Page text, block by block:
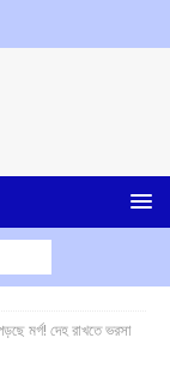
মর্গ! দেহ রাখতে ভরসা